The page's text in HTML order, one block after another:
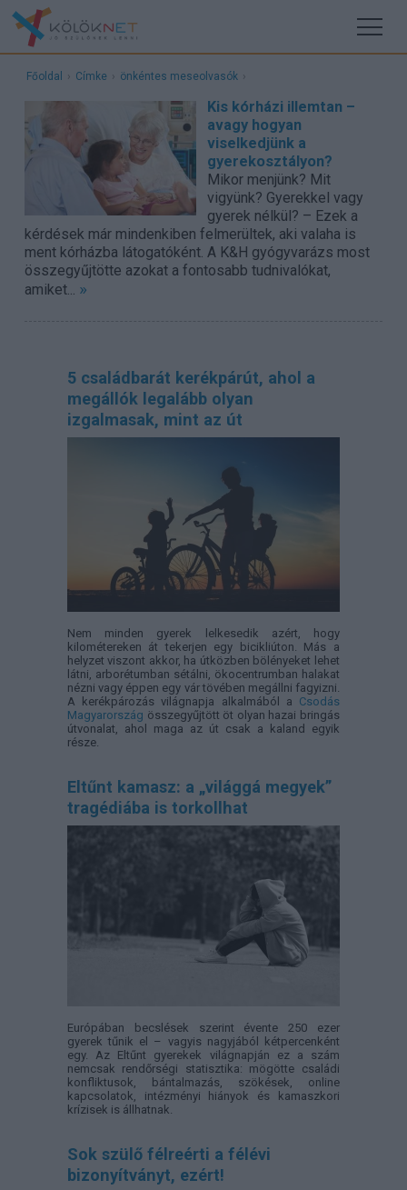
Főoldal › Címke › önkéntes meseolvasók ›
Kis kórházi illemtan –
avagy hogyan
viselkedjünk a
gyerekosztályon?
Mikor menjünk? Mit
vigyünk? Gyerekkel vagy
gyerek nélkül? – Ezek a
kérdések már mindenkiben felmerültek, aki valaha is
ment kórházba látogatóként. A K&H gyógyvarázs most
összegyűjtötte azokat a fontosabb tudnivalókat,
amiket... »
5 családbarát kerékpárút, ahol a
megállók legalább olyan
izgalmasak, mint az út
Nem minden gyerek lelkesedik azért, hogy
kilométereken át tekerjen egy bicikliúton. Más a
helyzet viszont akkor, ha útközben bölényeket lehet
látni, arborétumban sétálni, ökocentrumban halakat
nézni vagy éppen egy vár tövében megállni fagyizni.
A kerékpározás világnapja alkalmából a Csodás
Magyarország összegyűjtött öt olyan hazai bringás
útvonalat, ahol maga az út csak a kaland egyik
része.
Eltűnt kamasz: a „világgá megyek”
tragédiába is torkollhat
Európában becslések szerint évente 250 ezer
gyerek tűnik el – vagyis nagyjából kétpercenként
egy. Az Eltűnt gyerekek világnapján ez a szám
nemcsak rendőrségi statisztika: mögötte családi
konfliktusok, bántalmazás, szökések, online
kapcsolatok, intézményi hiányok és kamaszkori
krízisek is állhatnak.
Sok szülő félreérti a félévi
bizonyítványt, ezért!